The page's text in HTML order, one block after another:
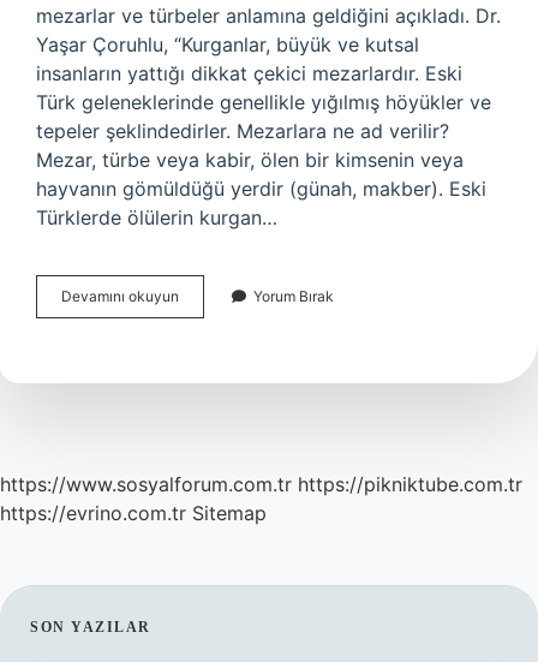
mezarlar ve türbeler anlamına geldiğini açıkladı. Dr.
Yaşar Çoruhlu, “Kurganlar, büyük ve kutsal
insanların yattığı dikkat çekici mezarlardır. Eski
Türk geleneklerinde genellikle yığılmış höyükler ve
tepeler şeklindedirler. Mezarlara ne ad verilir?
Mezar, türbe veya kabir, ölen bir kimsenin veya
hayvanın gömüldüğü yerdir (günah, makber). Eski
Türklerde ölülerin kurgan…
Devamını okuyun
Türk
Şeklinde
Yorum Bırak
https://www.sosyalforum.com.tr https://pikniktube.com.tr
https://evrino.com.tr Sitemap
SIDEBAR
SON YAZILAR